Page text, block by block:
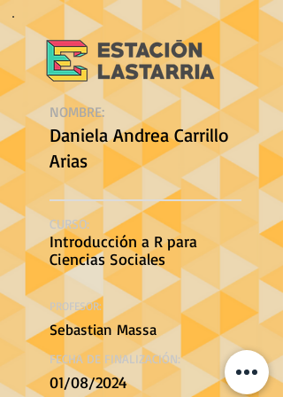
NOMBRE:
Daniela Andrea Carrillo
Arias
CURSO:
Introducción a R para
Ciencias Sociales
PROFESOR:
Sebastian Massa
FECHA DE FINALIZACIÓN:
01/08/2024